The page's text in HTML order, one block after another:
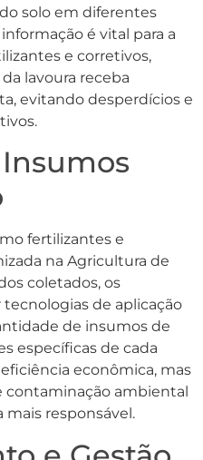
solo em diferentes
é vital para a
e corretivos,
lavoura receba
evitando desperdícios e
fertilizantes e
na Agricultura de
coletados, os
de aplicação
de insumos de
específicas de cada
econômica, mas
ambiental
responsável.